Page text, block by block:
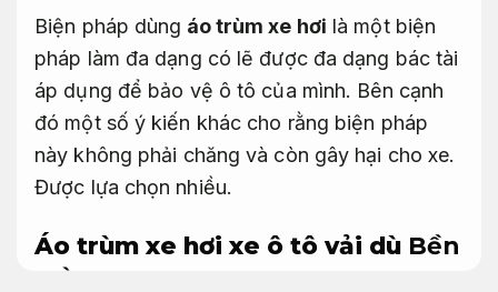
Biện pháp dùng áo trùm xe hơi là một biện
pháp làm đa dạng có lẽ được đa dạng bác tài
áp dụng để bảo vệ ô tô của mình. Bên cạnh
đó một số ý kiến khác cho rằng biện pháp
này không phải chăng và còn gây hại cho xe.
Được lựa chọn nhiều.
Áo trùm xe hơi xe ô tô vải dù Bền
màu.